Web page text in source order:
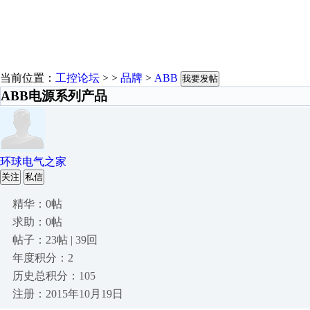
当前位置： 工控论坛 > > 品牌 > ABB 我要发帖
ABB电源系列产品
环球电气之家
关注 私信
精华：0帖
求助：0帖
帖子：23帖 | 39回
年度积分：2
历史总积分：105
注册：2015年10月19日